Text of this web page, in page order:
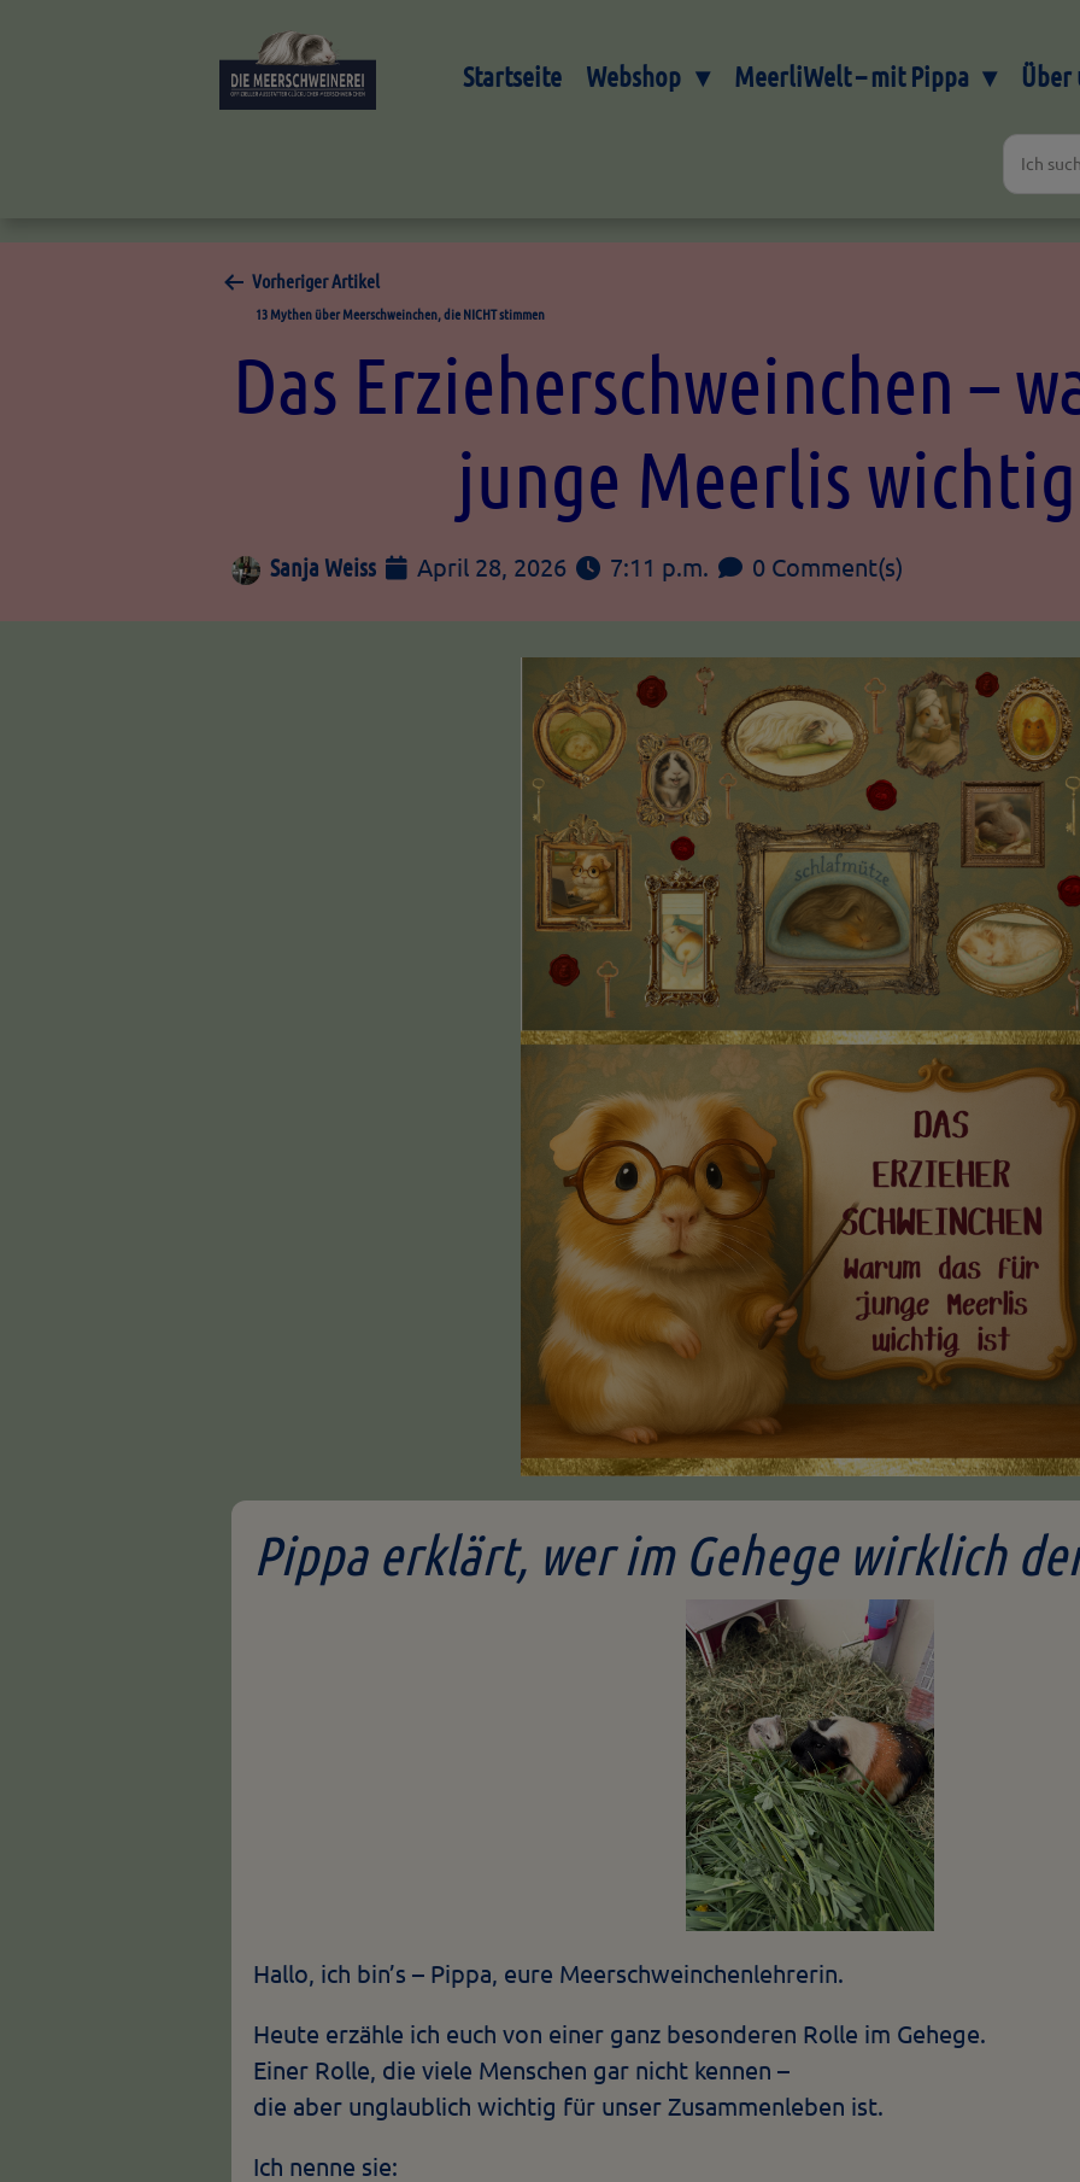
Startseite Webshop MeerliWelt – mit Pippa Über
Vorheriger Artikel
13 Mythen über Meerschweinchen, die NICHT stimmen
Das Erzieherschweinchen –
junge Meerlis
Sanja Weiss April 28, 2026 7:11 p.m. 0 Comment(s)
Pippa erklärt, wer im Gehege wirklich
Hallo, ich bin’s – Pippa, eure Meerschweinchenlehrerin.
Heute erzähle ich euch von einer ganz besonderen Rolle im Gehege.
Einer Rolle, die viele Menschen gar nicht kennen –
die aber unglaublich wichtig für unser Zusammenleben ist.
Ich nenne sie: